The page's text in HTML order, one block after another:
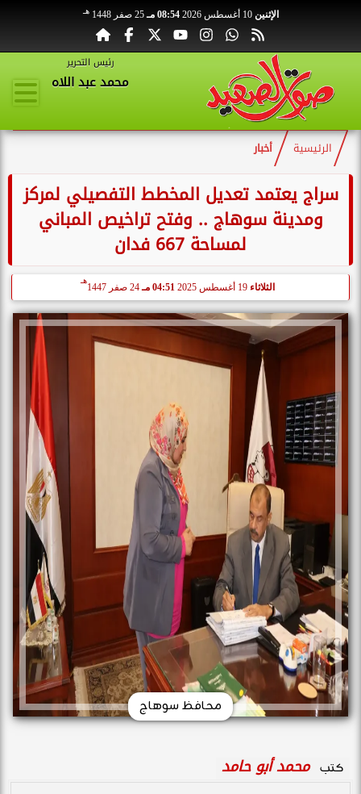
الإثنين 10 أغسطس 2026 08:54 مـ 25 صفر 1448 هـ
رئيس التحرير
محمد عبد اللاه
الرئيسية أخبار
سراج يعتمد تعديل المخطط التفصيلي لمركز
ومدينة سوهاج .. وفتح تراخيص المباني
لمساحة 667 فدان
الثلاثاء 19 أغسطس 2025 04:51 مـ 24 صفر 1447
هـ
محافظ سوهاج
كتب محمد أبو حامد